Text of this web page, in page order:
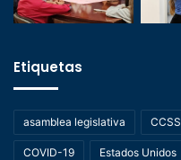
Etiquetas
asamblea legislativa CCSS
COVID-19 Estados Unidos